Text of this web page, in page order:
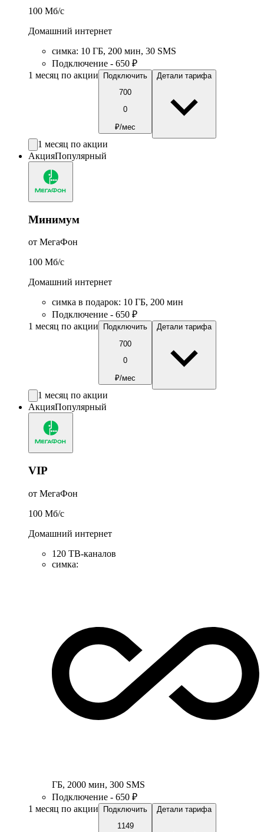
100 Мб/c
Домашний интернет
симка: 10 ГБ, 200 мин, 30 SMS
Подключение - 650 ₽
1 месяц по акции
Подключить
700
0
₽/мес
Детали тарифа
1 месяц по акции
АкцияПопулярный
Минимум
от МегаФон
100 Мб/c
Домашний интернет
симка в подарок: 10 ГБ, 200 мин
Подключение - 650 ₽
1 месяц по акции
Подключить
700
0
₽/мес
Детали тарифа
1 месяц по акции
АкцияПопулярный
VIP
от МегаФон
100 Мб/c
Домашний интернет
120 ТВ-каналов
симка:
ГБ, 2000 мин, 300 SMS
Подключение - 650 ₽
1 месяц по акции
Подключить
1149
Детали тарифа